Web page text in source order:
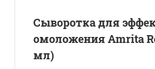
Сыворотка для
омоложения Amrita
мл)